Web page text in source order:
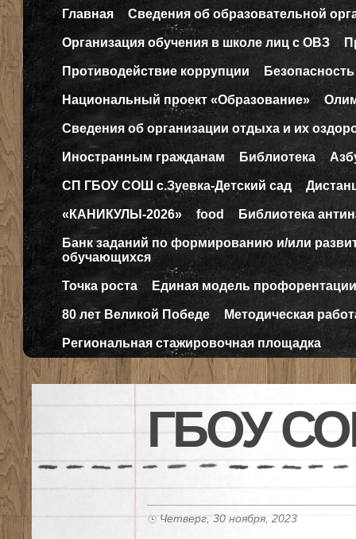
Главная Сведения об образовательной
Организация обучения в школе лиц с ОВЗ
Противодействие коррупции Безопасность
Национальный проект «Образование»
Сведения об организации отдыха и их
Иностранным гражданам Библиотека
СП ГБОУ СОШ с.Зуевка-Детский сад
«КАНИКУЛЫ-2026» food Библиотека
Банк заданий по формированию и/или
обучающихся
Точка роста Единая модель профорентации
80 лет Великой Победе Методическая
Региональная стажировочная площадка
ГБОУ
Четверг, 30 ноября, 2023